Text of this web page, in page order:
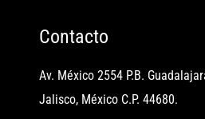
Contacto
Av. México 2554 P.B.
Jalisco, México C.P. 44680.